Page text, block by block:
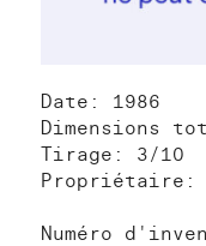
Date: 1986
Dimensions
Tirage: 3/10
Propriétaire:
Numéro